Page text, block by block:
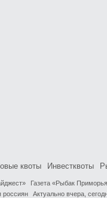
квоты Инвестквоты
Газета «Рыбак
россиян Актуально вчера,